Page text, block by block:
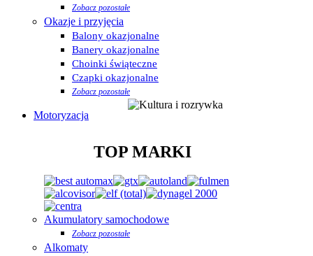
Zobacz pozostałe
Okazje i przyjęcia
Balony okazjonalne
Banery okazjonalne
Choinki świąteczne
Czapki okazjonalne
Zobacz pozostałe
Motoryzacja
TOP MARKI
Akumulatory samochodowe
Zobacz pozostałe
Alkomaty